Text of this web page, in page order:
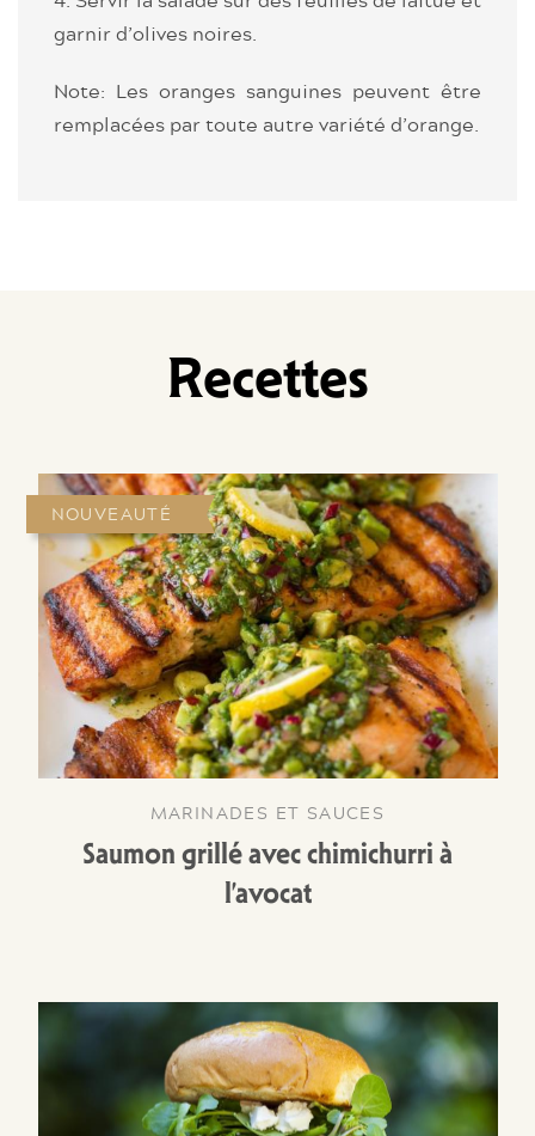
garnir d’olives noires.
Note: Les oranges sanguines peuvent être
remplacées par toute autre variété d’orange.
Recettes
NOUVEAUTÉ
MARINADES ET SAUCES
Saumon grillé avec chimichurri à
l’avocat